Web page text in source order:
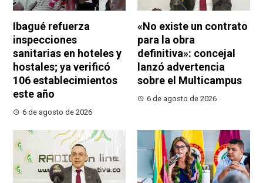
Ibagué refuerza
inspecciones
sanitarias en hoteles y
hostales; ya verificó
106 establecimientos
este año
6 de agosto de 2026
«No existe un contrato
para la obra
definitiva»: concejal
lanzó advertencia
sobre el Multicampus
6 de agosto de 2026